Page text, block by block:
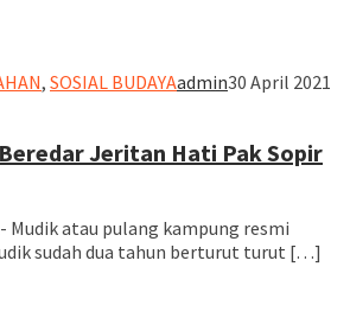
, SOSIAL BUDAYAadmin30 April 2021
Jeritan Hati Pak Sopir
Mudik atau pulang kampung resmi
sudah dua tahun berturut turut […]